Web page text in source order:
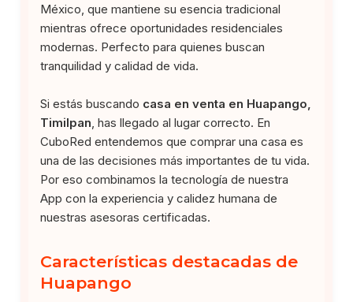
México, que mantiene su esencia tradicional
mientras ofrece oportunidades residenciales
modernas. Perfecto para quienes buscan
tranquilidad y calidad de vida.
Si estás buscando casa en venta en Huapango,
Timilpan , has llegado al lugar correcto. En
CuboRed entendemos que comprar una casa es
una de las decisiones más importantes de tu vida.
Por eso combinamos la tecnología de nuestra
App con la experiencia y calidez humana de
nuestras asesoras certificadas.
Características destacadas de
Huapango